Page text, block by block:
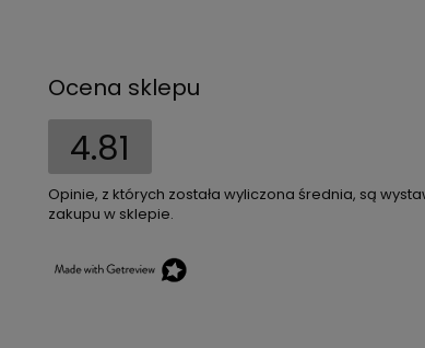
Ocena sklepu
4.81
Opinie, z których została wyliczona średnia, są
zakupu w sklepie.